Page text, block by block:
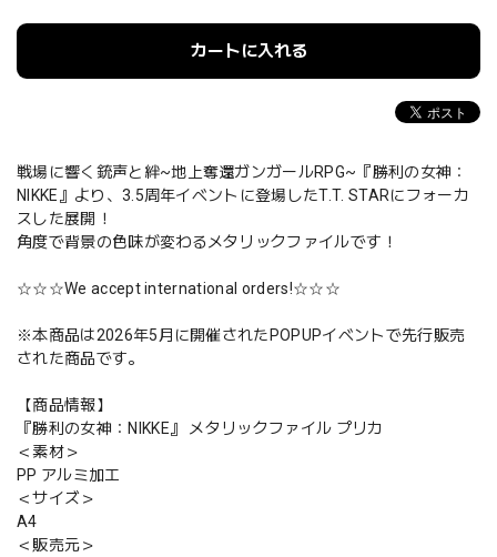
カートに入れる
戦場に響く銃声と絆~地上奪還ガンガールRPG~『勝利の女神：
NIKKE』より、3.5周年イベントに登場したT.T. STARにフォーカ
スした展開！
角度で背景の色味が変わるメタリックファイルです！
☆☆☆We accept international orders!☆☆☆
※本商品は2026年5月に開催されたPOPUPイベントで先行販売
された商品です。
【商品情報】
『勝利の女神：NIKKE』 メタリックファイル プリカ
＜素材＞
PP アルミ加工
＜サイズ＞
A4
＜販売元＞